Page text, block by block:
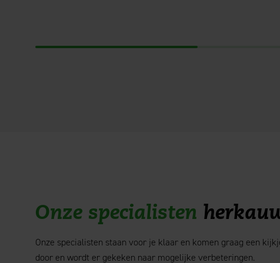
Onze specialisten
Onze specialisten staan voor je klaar en komen graag een
door en wordt er gekeken naar mogelijke verbeteringen.